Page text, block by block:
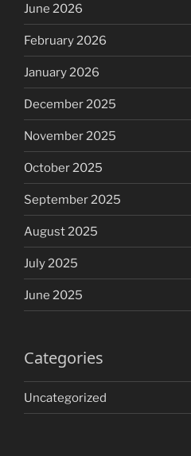
June 2026
February 2026
January 2026
December 2025
November 2025
October 2025
September 2025
August 2025
July 2025
June 2025
Categories
Uncategorized